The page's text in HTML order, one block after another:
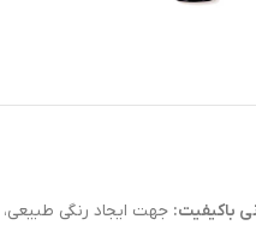
باکیفیت: جهت ایجاد رنگی